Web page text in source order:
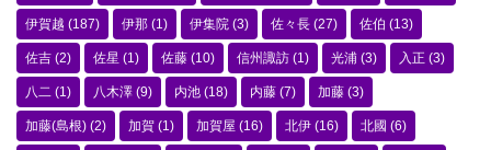
伊賀越 (187) 伊那 (1) 伊集院 (3) 佐々長 (27) 佐伯 (13)
佐吉 (2) 佐星 (1) 佐藤 (10) 信州諏訪 (1) 光浦 (3) 入正 (3)
八二 (1) 八木澤 (9) 内池 (18) 内藤 (7) 加藤 (3)
加藤(島根) (2) 加賀 (1) 加賀屋 (16) 北伊 (16) 北國 (6)